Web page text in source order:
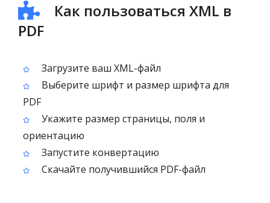
Как пользоваться XML в
PDF
Загрузите ваш XML-файл
Выберите шрифт и размер шрифта для
PDF
Укажите размер страницы, поля и
ориентацию
Запустите конвертацию
Скачайте получившийся PDF-файл